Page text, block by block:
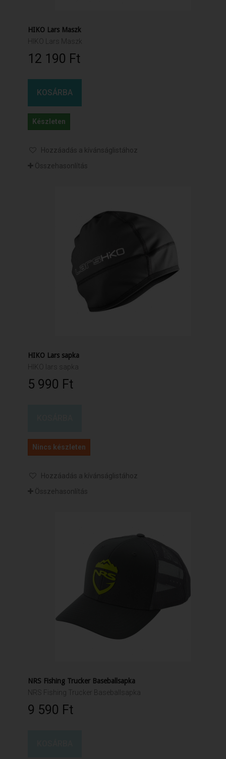
HIKO Lars Maszk
HIKO Lars Maszk
12 190 Ft‎
KOSÁRBA
Készleten
Hozzáadás a kívánságlistához
Összehasonlítás
HIKO Lars sapka
HIKO lars sapka
5 990 Ft‎
Nincs készleten
Hozzáadás a kívánságlistához
Összehasonlítás
NRS Fishing Trucker Baseballsapka
NRS Fishing Trucker Baseballsapka
9 590 Ft‎